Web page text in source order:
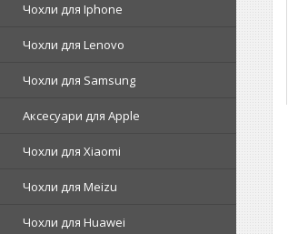
Чохли для Iphone
Чохли для Lenovo
Чохли для Samsung
Аксесуари для Apple
Чохли для Xiaomi
Чохли для Meizu
Чохли для Huawei